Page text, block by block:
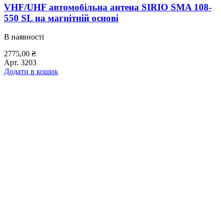
VHF/UHF автомобільна антена SIRIO SMA 108-
550 SL на магнітній основі
В наявності
2775,00 ₴
Арт. 3203
Додати в кошик